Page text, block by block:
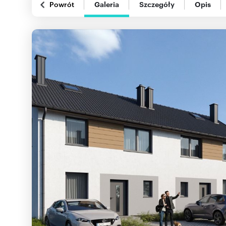
Powrót Galeria Szczegóły Opis